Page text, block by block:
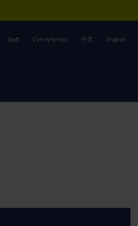
Staff Cyn-fyfyrwyr 中文 English